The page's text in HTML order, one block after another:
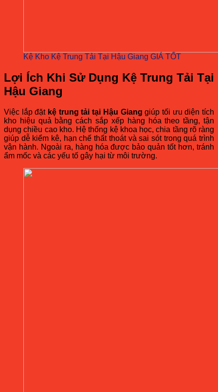
Kệ Kho Kệ Trung Tải Tại Hậu Giang GIÁ TỐT
Lợi Ích Khi Sử Dụng Kệ Trung Tải Tại
Hậu Giang
Việc lắp đặt kệ trung tải tại Hậu Giang giúp tối ưu diện tích
kho hiệu quả bằng cách sắp xếp hàng hóa theo tầng, tận
dụng chiều cao kho. Hệ thống kệ khoa học, chia tầng rõ ràng
giúp dễ kiểm kê, hạn chế thất thoát và sai sót trong quá trình
vận hành. Ngoài ra, hàng hóa được bảo quản tốt hơn, tránh
ẩm mốc và các yếu tố gây hại từ môi trường.